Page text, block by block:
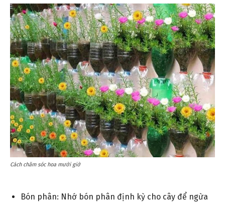
Cách chăm sóc hoa mười giờ
Bón phân: Nhớ bón phân định kỳ cho cây để ngừa